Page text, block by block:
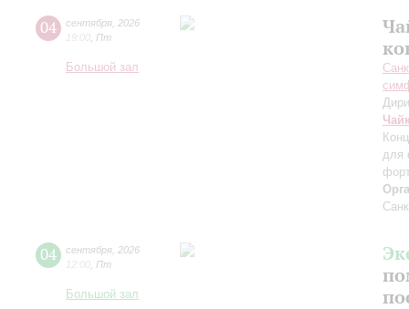
04 сентября 2026
19:00 Пт
Большой зал
для
04 сентября 2026
12:00 Пт
Большой зал